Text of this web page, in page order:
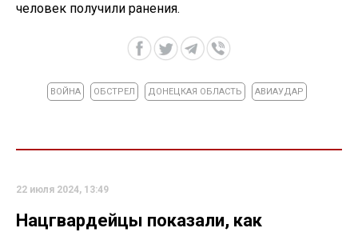
человек получили ранения.
ВОЙНА ОБСТРЕЛ ДОНЕЦКАЯ ОБЛАСТЬ АВИАУДАР
22 июля 2024, 13:49
Нацгвардейцы показали, как